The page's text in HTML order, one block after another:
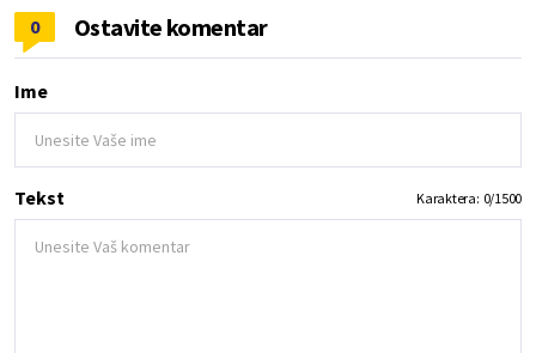
0 Ostavite komentar
Ime
Tekst Karaktera: 0/1500